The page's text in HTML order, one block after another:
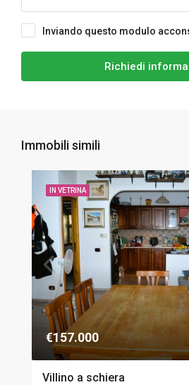
Inviando questo modulo
Richiedi
Immobili simili
IN VETRINA
€157.000
Villino a schiera